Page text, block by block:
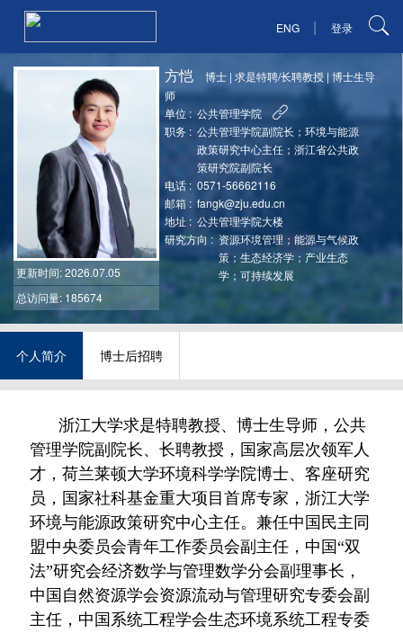
ENG | 登录
更新时间: 2026.07.05
总访问量: 185674
方恺 博士 |求是特聘/长聘教授 |博士生导
师
单位 : 公共管理学院
职务 : 公共管理学院副院长；环境与能源
政策研究中心主任；浙江省公共政
策研究院副院长
电话 : 0571-56662116
邮箱 : fangk@zju.edu.cn
地址 : 公共管理学院大楼
研究方向 : 资源环境管理；能源与气候政
策；生态经济学；产业生态
学；可持续发展
个人简介 博士后招聘
浙江大学求是特聘教授、博士生导师，公共
管理学院副院长、长聘教授， 国家高层次领军人
才， 荷兰莱顿大学环境科学学院博士、客座研究
员，国家社科基金重大项目首席专家，浙江大学
环境与能源政策研究中心主任。兼任中国民主同
盟中央委员会青年工作委员会副主任，中国“双
法”研究会经济数学与管理数学分会副理事长 ，
中国自然资源学会资源流动与管理研究专委会副
主任，中国系统工程学会生态环境系统工程专委